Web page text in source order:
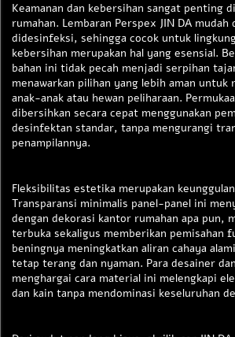
Keamanan dan kebersihan sangat penting
rumahan. Lembaran Perspex JIN DA mudah
didesinfeksi, sehingga cocok untuk
kebersihan merupakan hal yang esensial.
bahan ini tidak pecah menjadi serpihan
menawarkan pilihan yang lebih aman untuk
anak-anak atau hewan peliharaan.
dibersihkan secara cepat menggunakan
desinfektan standar, tanpa mengurangi
penampilannya.
Fleksibilitas estetika merupakan
Transparansi minimalis panel-panel ini
dengan dekorasi kantor rumahan apa pun,
terbuka sekaligus memberikan pemisahan
beningnya meningkatkan aliran cahaya
tetap terang dan nyaman. Para desainer
menghargai cara material ini melengkapi
dan kain tanpa mendominasi keseluruhan